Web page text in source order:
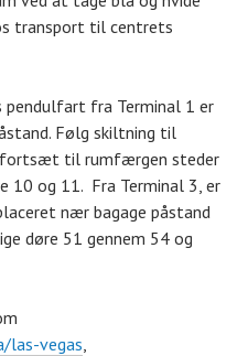
transport til centrets
pendulfart fra Terminal 1 er
Følg skiltning til
fortsæt til rumfærgen steder
10 og 11. Fra Terminal 3, er
nær bagage påstand
døre 51 gennem 54 og
las-vegas